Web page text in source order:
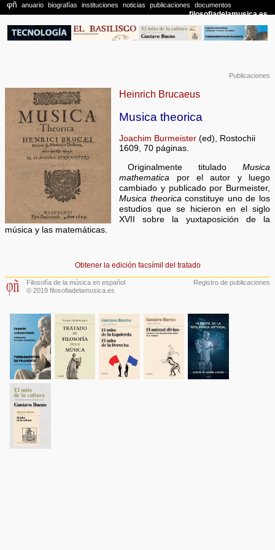
Publicaciones
Heinrich Brucaeus
Musica theorica
Joachim Burmeister (ed), Rostochii
1609, 70 páginas.
Originalmente titulado Musica
mathematica por el autor y luego
cambiado y publicado por Burmeister,
Musica theorica constituye uno de los
estudios que se hicieron en el siglo
XVII sobre la yuxtaposición de la
música y las matemáticas.
Obtener la edición facsímil del tratado
Filosofía de la música en español
© 2019 filosofiadelamusica.es
Registro de publicaciones